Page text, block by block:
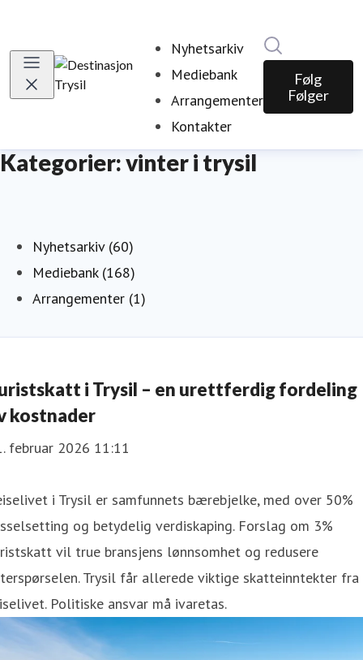
Nyhetsarkiv
Mediebank
Arrangementer
Kontakter
Følg
Følger
Kategorier: vinter i trysil
Nyhetsarkiv (60)
Mediebank (168)
Arrangementer (1)
i Trysil – en urettferdig fordeling
kostnader
februar 2026 11:11
i Trysil er samfunnets bærebjelke, med over 50%
og betydelig verdiskaping. Forslag om 3%
vil true bransjens lønnsomhet og redusere
Trysil får allerede viktige skatteinntekter fra
Politiske ansvar må ivaretas.